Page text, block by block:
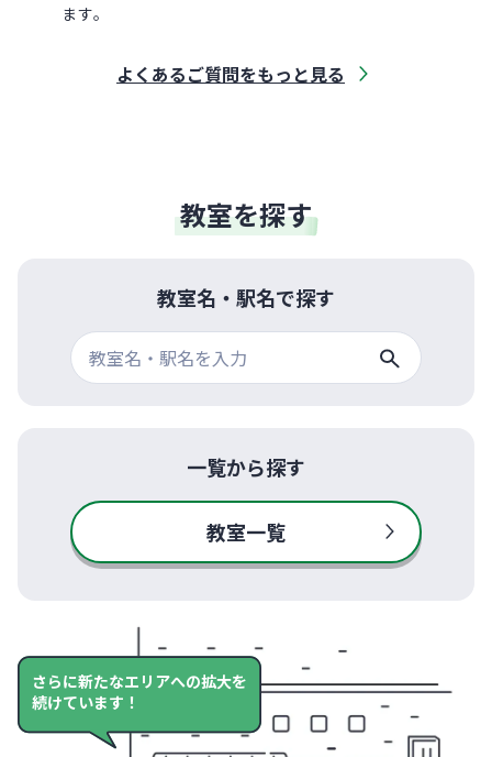
ます。
よくあるご質問をもっと見る
教室を探す
教室名・駅名で探す
一覧から探す
教室一覧
さらに新たなエリアへの拡大を
続けています！